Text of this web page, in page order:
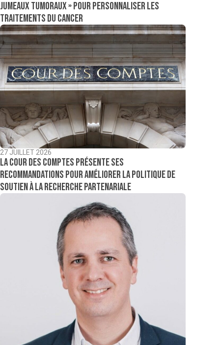
jumeaux tumoraux » pour personnaliser les
traitements du cancer
27 JUILLET 2026
La Cour des comptes présente ses
recommandations pour améliorer la politique de
soutien à la recherche partenariale